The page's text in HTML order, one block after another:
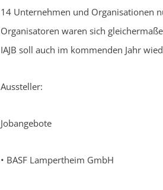
14 Unternehmen und Organisationen
Organisatoren waren sich
IAJB soll auch im kommenden Jahr
Aussteller:
Jobangebote
• BASF Lampertheim GmbH